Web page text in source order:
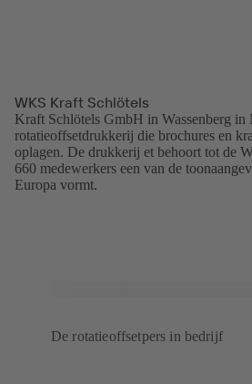
WKS Kraft Schlötels
Kraft Schlötels GmbH in Wassenberg in
rotatieoffsetdrukkerij die brochures en
oplagen. De drukkerij et behoort tot de
660 medewerkers een van de
Europa vormt.
De rotatieoffsetpers in bedrijf